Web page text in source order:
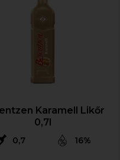
Karamell Likőr
0,7l
0,7 16%